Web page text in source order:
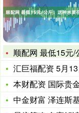
顺配网 最低15元/公斤！这种水果在
汇巨福配资 5月
本财配资 国际贵金
中金财富 泽连斯基